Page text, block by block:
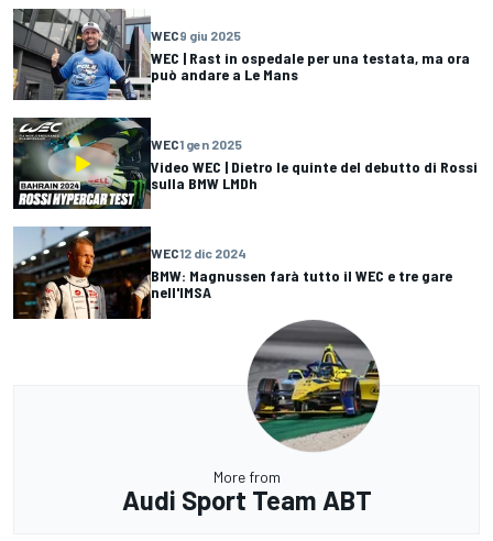
WEC9 giu 2025
WEC | Rast in ospedale per una testata, ma ora
può andare a Le Mans
WEC1 gen 2025
Video WEC | Dietro le quinte del debutto di Rossi
sulla BMW LMDh
WEC12 dic 2024
BMW: Magnussen farà tutto il WEC e tre gare
nell'IMSA
More from
Audi Sport Team ABT